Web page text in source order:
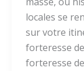
locales se
sur votre
forteresse
forteresse